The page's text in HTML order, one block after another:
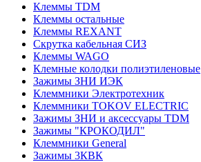
Клеммы TDM
Клеммы остальные
Клеммы REXANT
Скрутка кабельная СИЗ
Клеммы WAGO
Клемные колодки полиэтиленовые
Зажимы ЗНИ ИЭК
Клеммники Электротехник
Клеммники TOKOV ELECTRIC
Зажимы ЗНИ и аксессуары TDM
Зажимы "КРОКОДИЛ"
Клеммники General
Зажимы 3КВК